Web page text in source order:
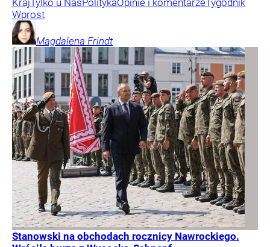
KrajTylko u NasPolitykaOpinie i komentarzeTygodnik
Wprost
Magdalena Frindt
Stanowski na obchodach rocznicy Nawrockiego.